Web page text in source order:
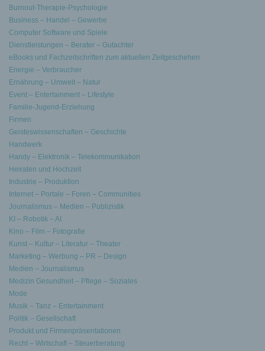
Burnout-Therapie-Psychologie
Business – Handel – Gewerbe
Computer Software und Spiele
Dienstleistungen – Berater – Gutachter
eBooks und Fachzeitschriften zum aktuellen Zeitgeschehen
Energie – Verbraucher
Ernährung – Umwelt – Natur
Event – Entertainment – Lifestyle
Familie-Jugend-Erziehung
Firmen
Geisteswissenschaften – Geschichte
Handwerk
Handy – Elektronik – Telekommunikation
Heiraten und Hochzeit
Industrie – Produktion
Internet – Portale – Foren – Communities
Journalismus – Medien – Publizistik
KI – Robotik – AI
Kino – Film – Fotografie
Kunst – Kultur – Literatur – Theater
Marketing – Werbung – PR – Design
Medien – Journalismus
Medizin Gesundheit – Pflege – Soziales
Mode
Musik – Tanz – Entertainment
Politik – Gesellschaft
Produkt und Firmenpräsentationen
Recht – Wirtschaft – Steuerberatung